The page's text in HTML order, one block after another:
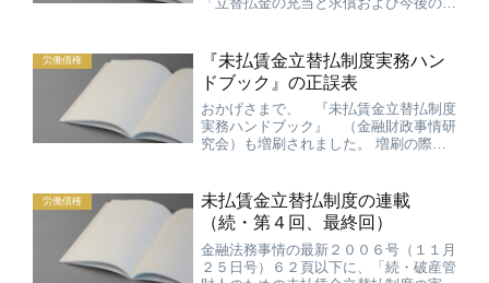
立替払金の充当の点は実際のところ、か
なり難解ですね。『破産管...
労働債権
『未払賃金立替払制度実務ハン
ドブック』の正誤表
おかげさまで、 『未払賃金立替払制度
実務ハンドブック』 （金融財政事情研
究会）も増刷されました。 増刷の際に
もご利用いただけますと幸いです。よろ
しくお願いします。
労働債権
未払賃金立替払制度の連載
（続・第４回、最終回）
金融法務事情の最新２００６号（１１月
２５日号）６２頁以下に、「続・破産管